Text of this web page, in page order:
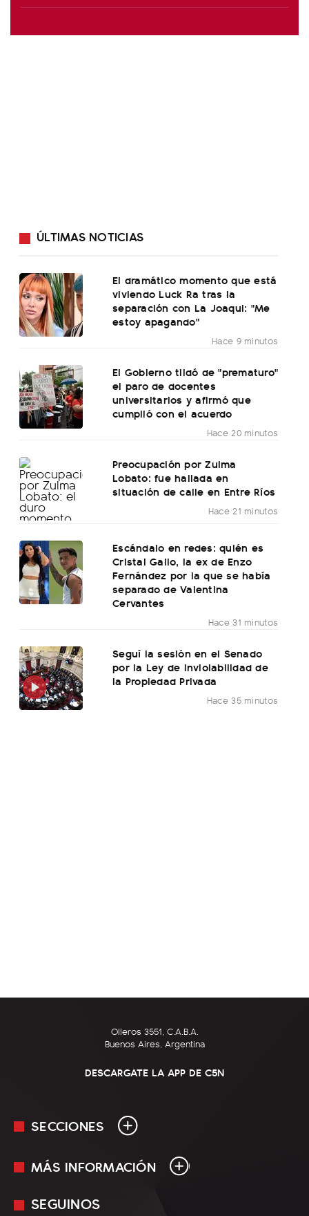
ÚLTIMAS NOTICIAS
El dramático momento que está
viviendo Luck Ra tras la
separación con La Joaqui: "Me
estoy apagando"
Hace 9 minutos
El Gobierno tildó de "prematuro"
el paro de docentes
universitarios y afirmó que
cumplió con el acuerdo
Hace 20 minutos
Preocupación por Zulma
Lobato: fue hallada en
situación de calle en Entre Ríos
Hace 21 minutos
Escándalo en redes: quién es
Cristal Gallo, la ex de Enzo
Fernández por la que se había
separado de Valentina
Cervantes
Hace 31 minutos
Seguí la sesión en el Senado
por la Ley de Inviolabilidad de
la Propiedad Privada
Hace 35 minutos
Olleros 3551, C.A.B.A.
Buenos Aires, Argentina
DESCARGATE LA APP DE C5N
SECCIONES
En Vivo
MÁS INFORMACIÓN
Mediakit
SEGUINOS